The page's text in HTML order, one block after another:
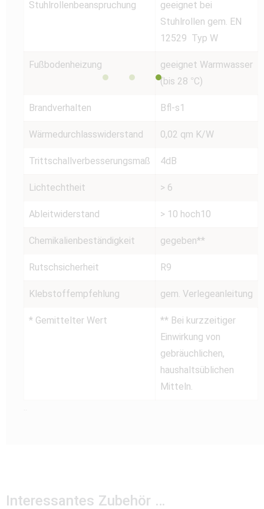
Stuhlrollenbeanspruchung
geeignet bei
Stuhlrollen gem. EN
12529 Typ W
Fußbodenheizung
geeignet Warmwasser
(bis 28 °C)
Brandverhalten Bfl-s1
Wärmedurchlasswiderstand 0,02 qm K/W
Trittschallverbesserungsmaß 4dB
Lichtechtheit > 6
Ableitwiderstand > 10 hoch10
Chemikalienbeständigkeit gegeben**
Rutschsicherheit R9
Klebstoffempfehlung gem. Verlegeanleitung
* Gemittelter Wert
** Bei kurzzeitiger
Einwirkung von
gebräuchlichen,
haushaltsüblichen
Mitteln.
Interessantes Zubehör …